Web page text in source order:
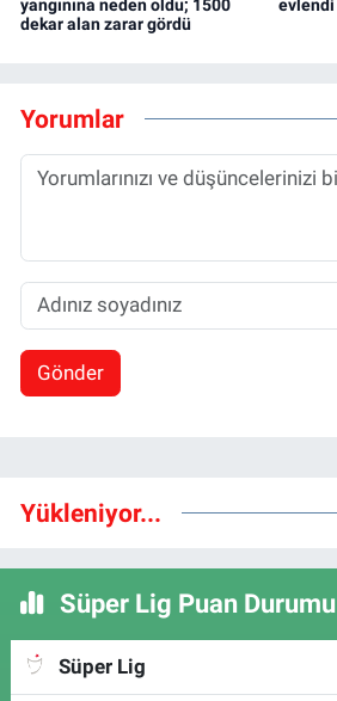
yangınına neden oldu; 1500
dekar alan zarar gördü
evlendi
Yorumlar
Gönder
Yükleniyor...
Süper Lig Puan Durumu
Süper Lig